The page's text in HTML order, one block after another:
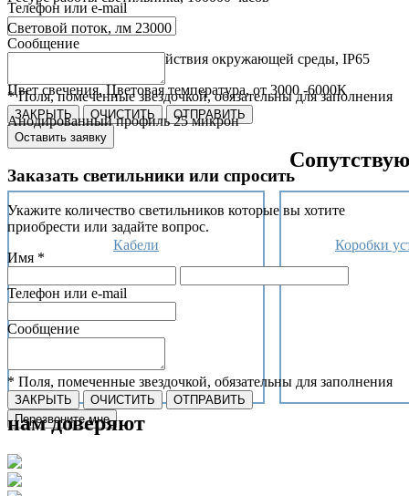
Телефон или e-mail
Сообщение
* Поля, помеченные звездочкой, обязательны для заполнения
ЗАКРЫТЬ ОЧИСТИТЬ
ОТПРАВИТЬ
Оставить заявку
Заказать светильники или спросить
Укажите количество светильников которые вы хотите
приобрести или задайте вопрос.
Имя *
Телефон или e-mail
Сообщение
* Поля, помеченные звездочкой, обязательны для заполнения
ЗАКРЫТЬ ОЧИСТИТЬ
ОТПРАВИТЬ
Перезвоните мне
Световой поток, лм 23000
Степень защиты от воздействия окружающей среды, IP65
Цвет свечения, Цветовая температура, от 3000 -6000К
Анодированный профиль 25 микрон
Кабели Коробки
нам доверяют